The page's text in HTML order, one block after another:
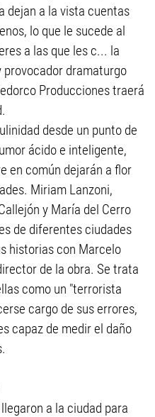
dejan a la vista cuentas
lo que le sucede al
a las que les c... la
provocador dramaturgo
Producciones traerá
desde un punto de
ácido e inteligente,
en común dejarán a flor
Miriam Lanzoni,
y María del Cerro
de diferentes ciudades
historias con Marcelo
de la obra. Se trata
como un "terrorista
cargo de sus errores,
capaz de medir el daño
a la ciudad para